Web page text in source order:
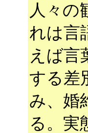
人々の
れは言
えば言
する差
み、婚
る。実